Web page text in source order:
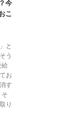
今
こ
と
う
給
お
す
り